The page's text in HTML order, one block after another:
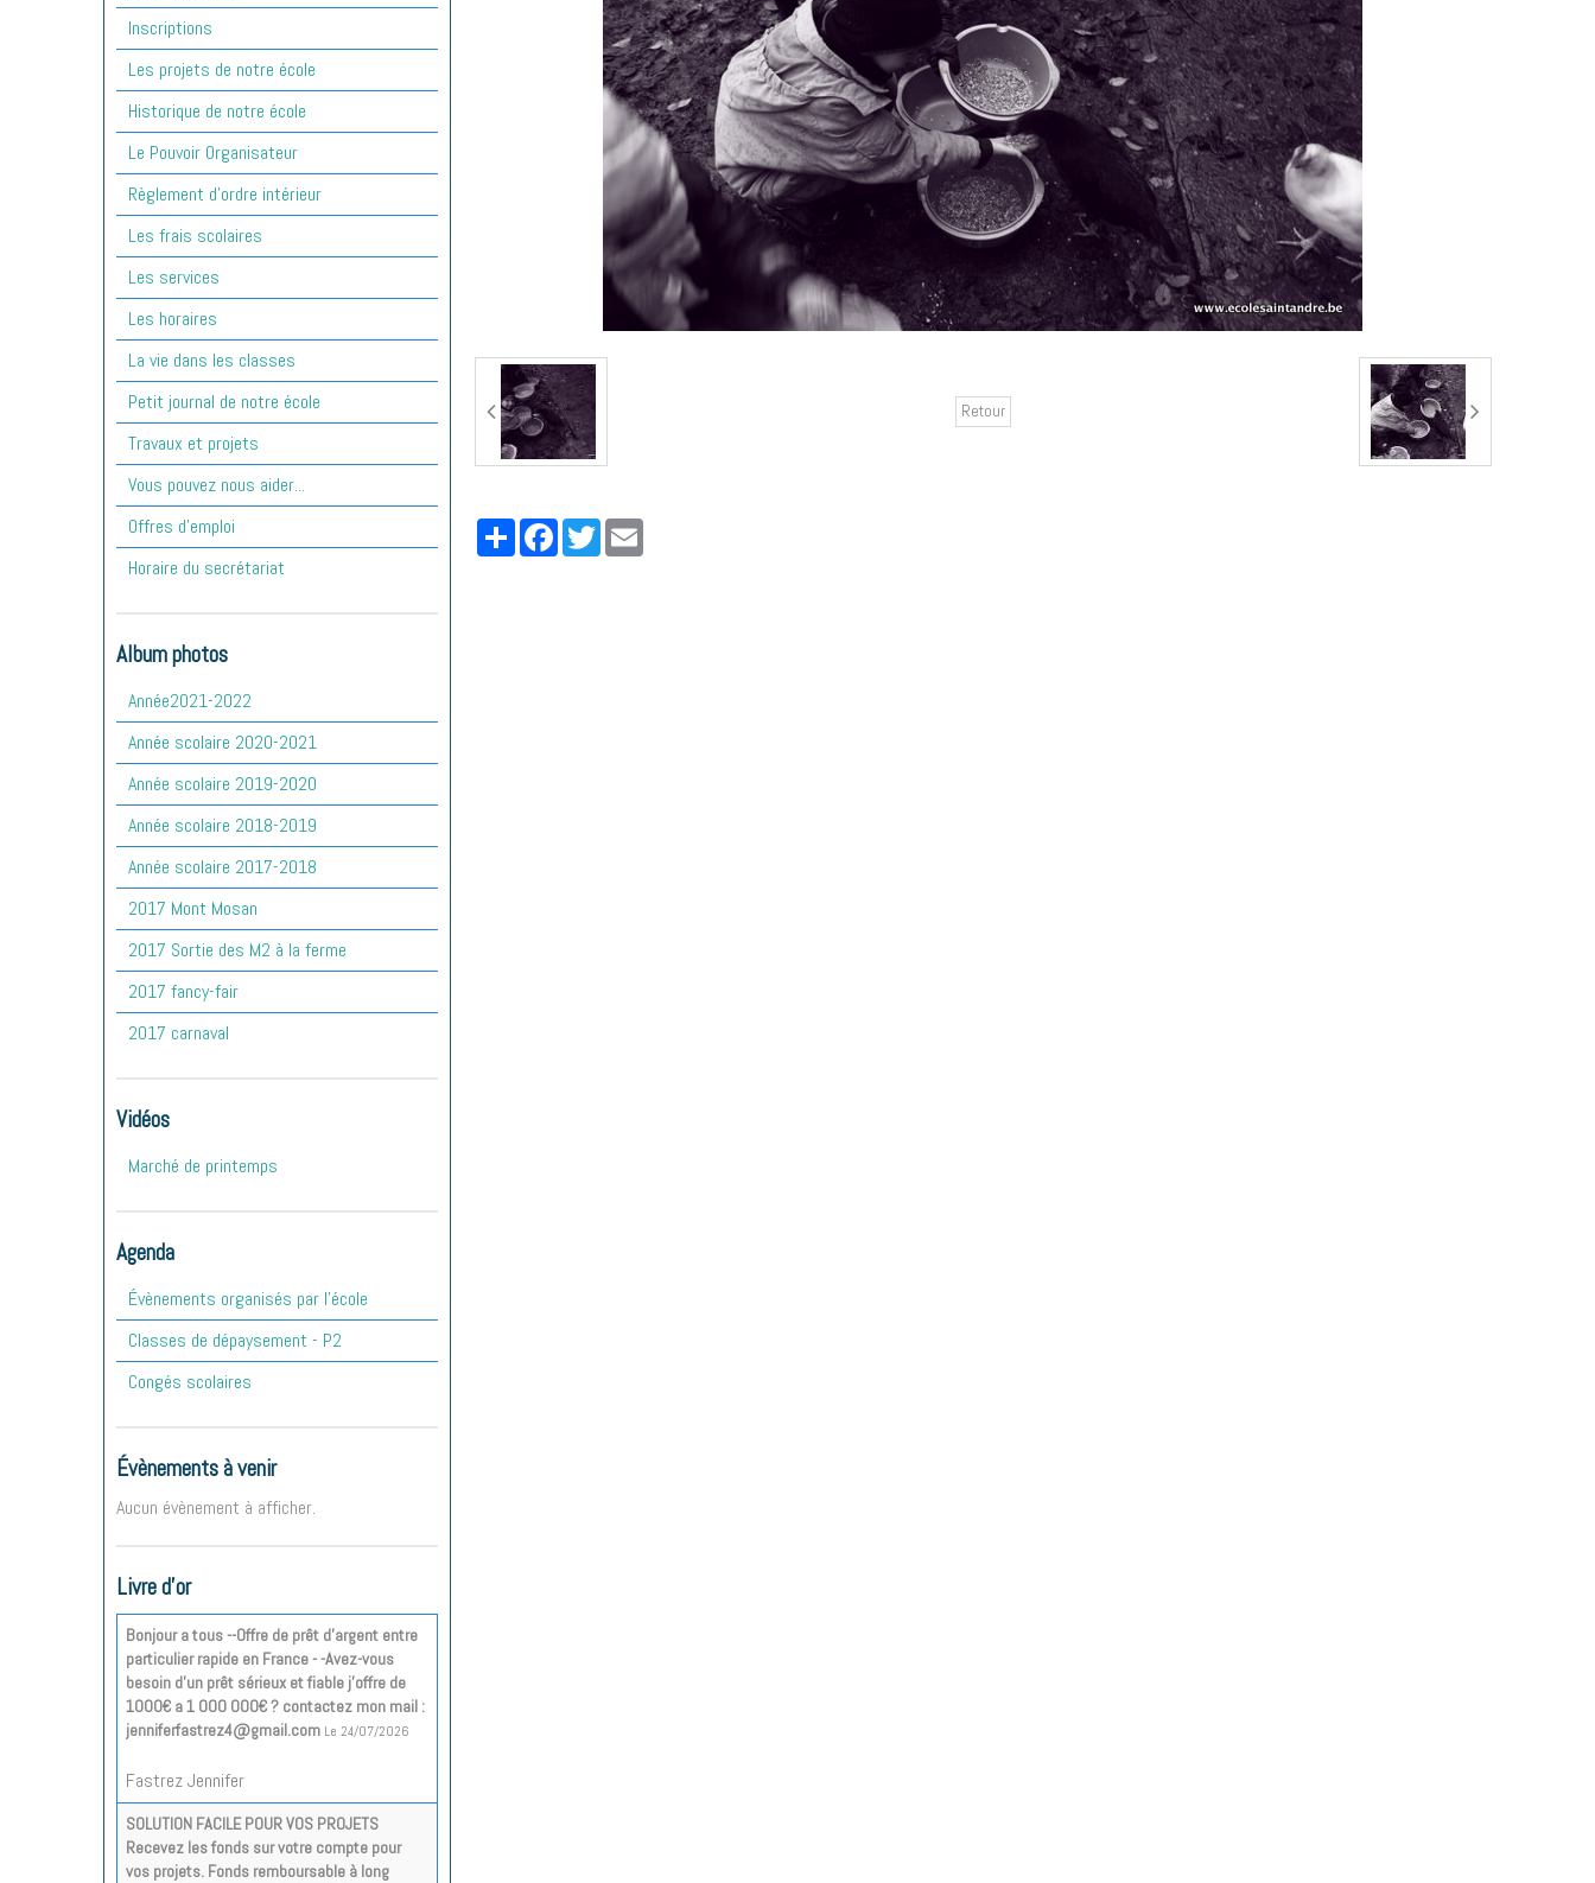
Retour
PartagerFacebook
TwitterEmail
Inscriptions
Les projets de notre école
Historique de notre école
Le Pouvoir Organisateur
Règlement d'ordre intérieur
Les frais scolaires
Les services
Les horaires
La vie dans les classes
Petit journal de notre école
Travaux et projets
Vous pouvez nous aider...
Offres d'emploi
Horaire du secrétariat
Album photos
Année2021-2022
Année scolaire 2020-2021
Année scolaire 2019-2020
Année scolaire 2018-2019
Année scolaire 2017-2018
2017 Mont Mosan
2017 Sortie des M2 à la ferme
2017 fancy-fair
2017 carnaval
Vidéos
Marché de printemps
Agenda
Évènements organisés par l'école
Classes de dépaysement - P2
Congés scolaires
Évènements à venir
Aucun évènement à afficher.
Livre d'or
Bonjour a tous --Offre de prêt d'argent entre
particulier rapide en France - -Avez-vous
besoin d'un prêt sérieux et fiable j'offre de
1000€ a 1 000 000€ ? contactez mon mail :
jenniferfastrez4@gmail.com Le 24/07/2026
Fastrez Jennifer
SOLUTION FACILE POUR VOS PROJETS
Recevez les fonds sur votre compte pour
vos projets. Fonds remboursable à long